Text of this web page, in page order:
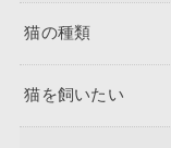
猫の種類
猫を飼いたい